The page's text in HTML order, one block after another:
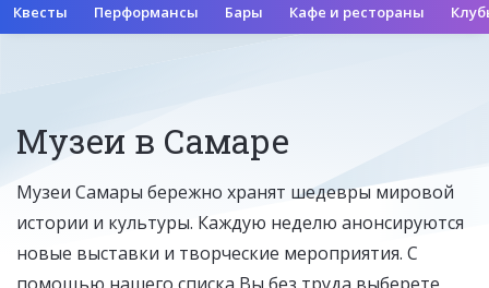
Квесты Перформансы Бары Кафе и рестораны
Музеи в Самаре
Музеи Самары бережно хранят шедевры мировой
истории и культуры. Каждую неделю анонсируются
новые выставки и творческие мероприятия. С